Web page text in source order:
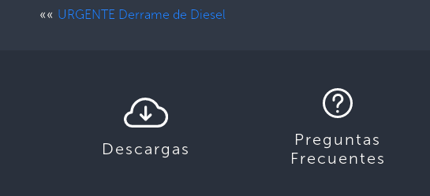
«« URGENTE Derrame de Diesel
Descargas
Preguntas
Frecuentes